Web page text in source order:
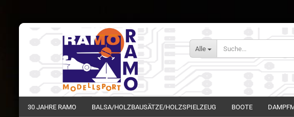
Alle
30 JAHRE RAMO BALSA/HOLZBAUSÄTZE/HOLZSPIELZEUG BOOTE